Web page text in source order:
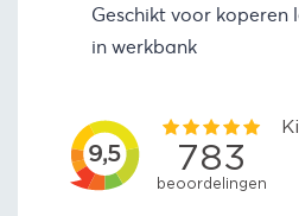
Geschikt voor koperen
in werkbank